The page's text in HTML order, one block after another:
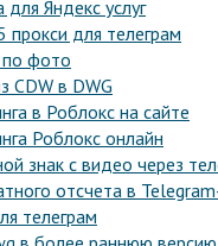
Яндекс услуг
для телеграм
фото
CDW в DWG
в Роблокс на сайте
Роблокс онлайн
знак с видео через
отсчета в
телеграм